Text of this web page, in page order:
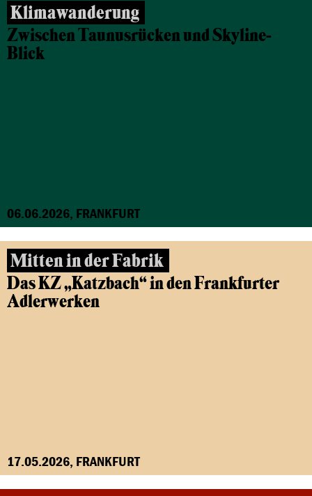
Klimawanderung
Zwischen Taunusrücken und Skyline-
Blick
06.06.2026, FRANKFURT
Mitten in der Fabrik
Das KZ „Katzbach“ in den Frankfurter
Adlerwerken
17.05.2026, FRANKFURT